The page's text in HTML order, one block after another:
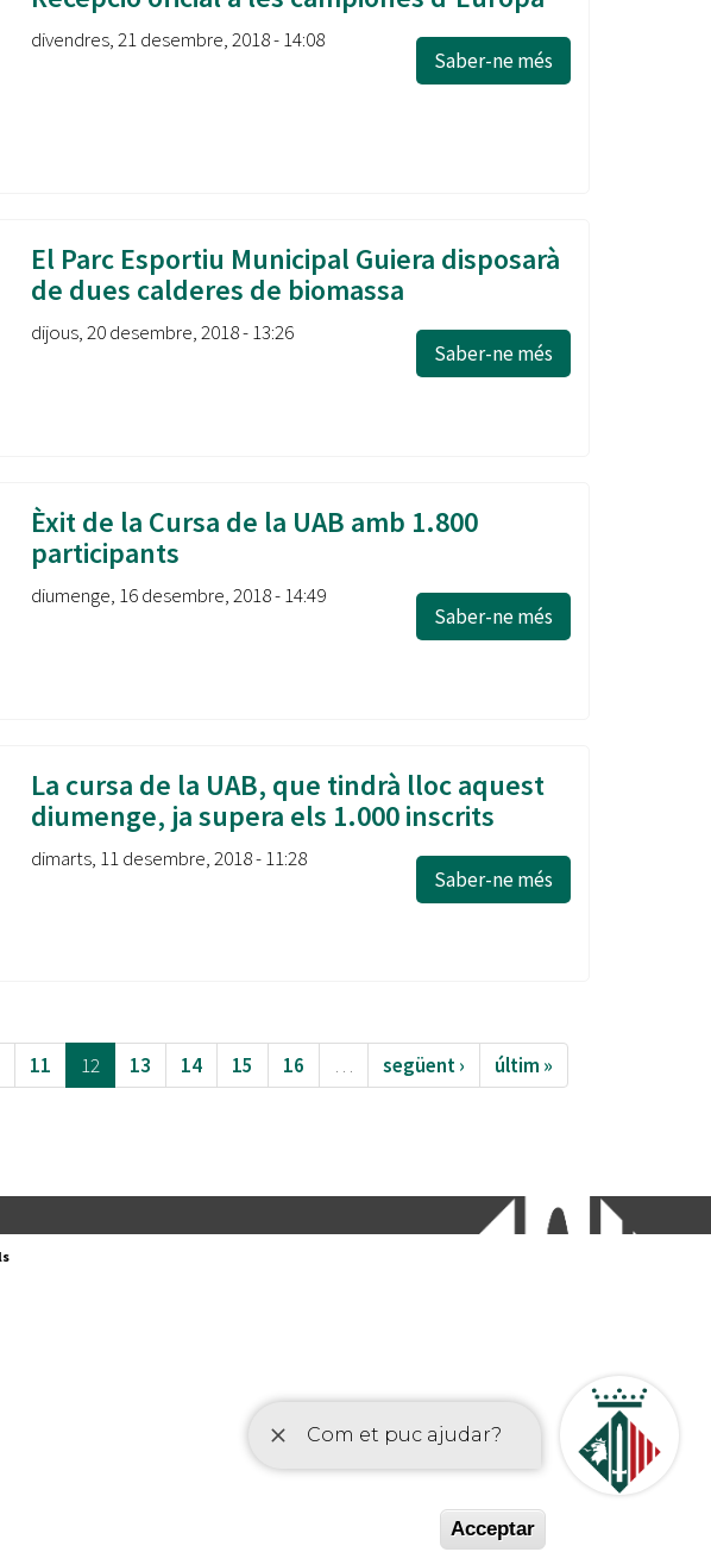
divendres, 21 desembre, 2018 - 14:08
Saber-ne més
El Parc Esportiu Municipal Guiera disposarà
de dues calderes de biomassa
dijous, 20 desembre, 2018 - 13:26
Saber-ne més
Èxit de la Cursa de la UAB amb 1.800
participants
diumenge, 16 desembre, 2018 - 14:49
Saber-ne més
La cursa de la UAB, que tindrà lloc aquest
diumenge, ja supera els 1.000 inscrits
dimarts, 11 desembre, 2018 - 11:28
Saber-ne més
11 12 13 14 15 16 … següent › últim »
a:
Acceptar